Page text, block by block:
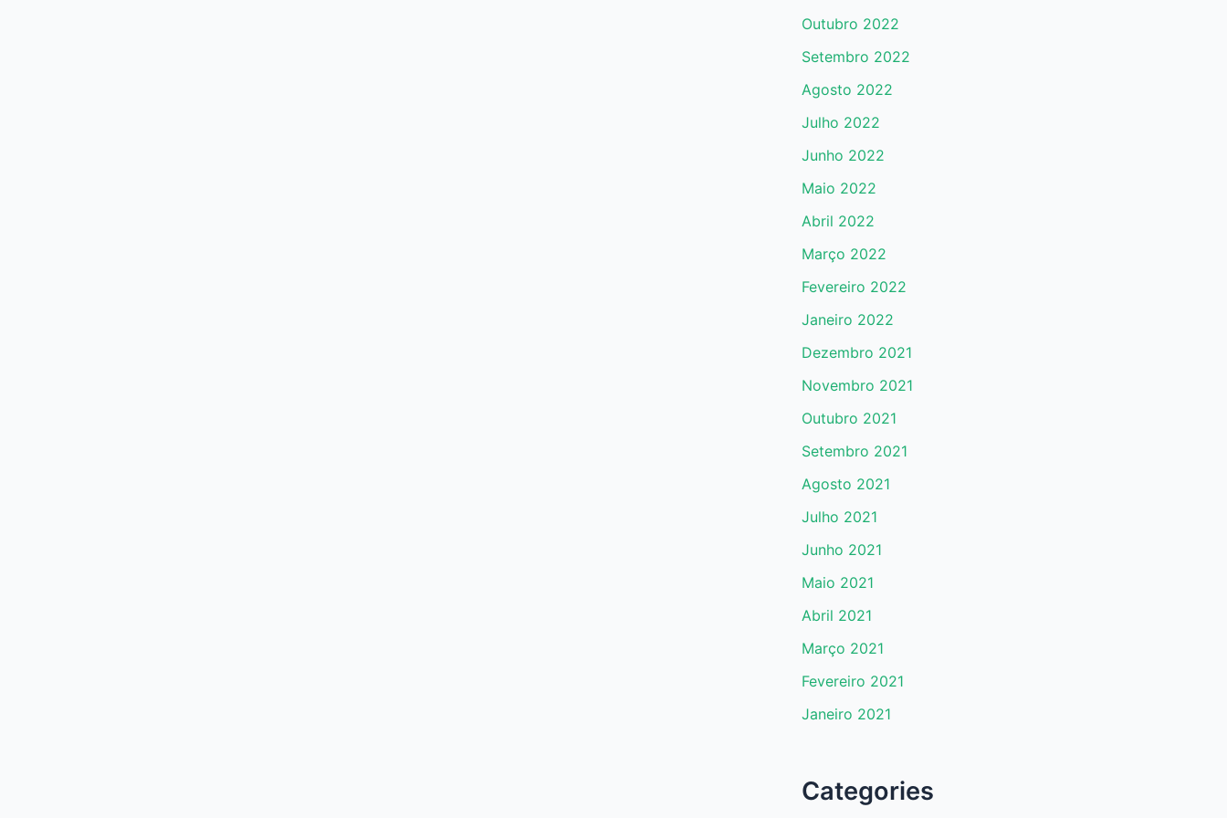
Outubro 2022
Setembro 2022
Agosto 2022
Julho 2022
Junho 2022
Maio 2022
Abril 2022
Março 2022
Fevereiro 2022
Janeiro 2022
Dezembro 2021
Novembro 2021
Outubro 2021
Setembro 2021
Agosto 2021
Julho 2021
Junho 2021
Maio 2021
Abril 2021
Março 2021
Fevereiro 2021
Janeiro 2021
Categories